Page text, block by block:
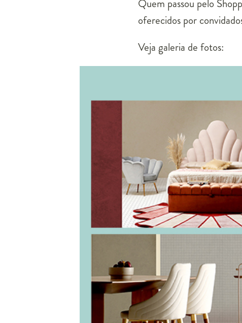
Quem passou pelo
oferecidos por
Veja galeria de fotos: